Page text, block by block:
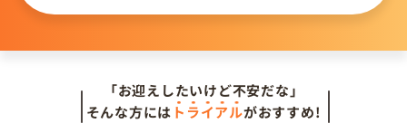
「お迎えしたいけど不安だな」
そんな方には トライアルがおすすめ!